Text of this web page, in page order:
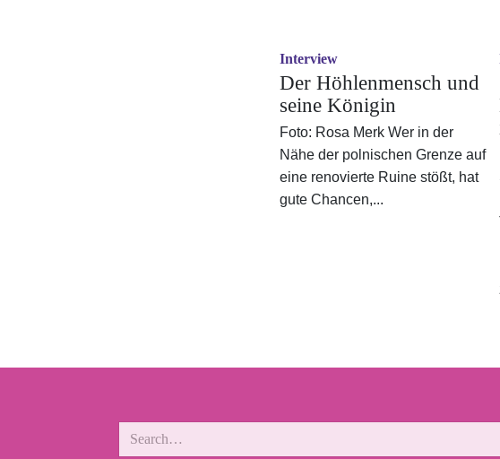
Interview
Der Höhlenmensch und
seine Königin
Foto: Rosa Merk Wer in der
Nähe der polnischen Grenze auf
eine renovierte Ruine stößt, hat
gute Chancen,...